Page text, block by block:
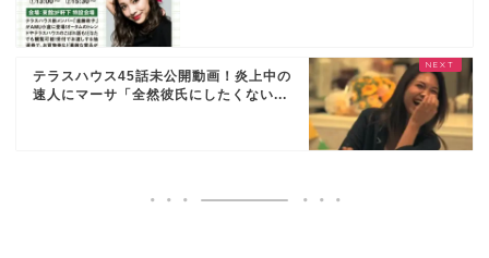
テラスハウス45話未公開動画！炎上中の
速人にマーサ「全然彼氏にしたくない...